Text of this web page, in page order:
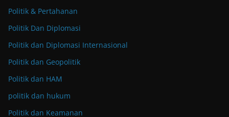
Politik & Pertahanan
Politik Dan Diplomasi
Politik dan Diplomasi Internasional
Politik dan Geopolitik
Politik dan HAM
politik dan hukum
Politik dan Keamanan